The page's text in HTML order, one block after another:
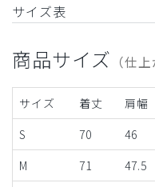
サイズ表
商品サイズ （仕
サイズ 着丈 肩幅
S
70 46
M
71 47.5